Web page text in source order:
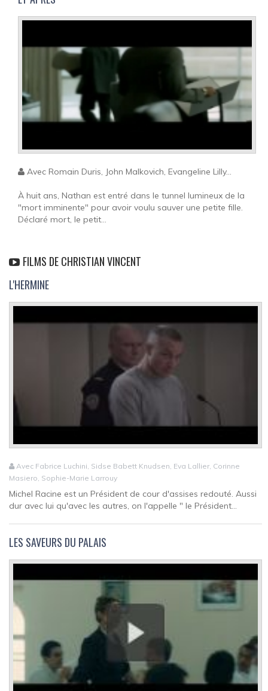
Avec Romain Duris, John Malkovich, Evangeline Lilly...
À huit ans, Nathan est entré dans le tunnel lumineux de la
"mort imminente" pour avoir voulu sauver une petite fille.
Déclaré mort, le petit...
FILMS DE CHRISTIAN VINCENT
L'HERMINE
Avec Fabrice Luchini, Sidse Babett Knudsen, Eva Lallier, Corinne
Masiero, Sophie-Marie Larrouy
Michel Racine est un Président de cour d'assises redouté. Aussi
dur avec lui qu'avec les autres, on l'appelle " le Président...
LES SAVEURS DU PALAIS